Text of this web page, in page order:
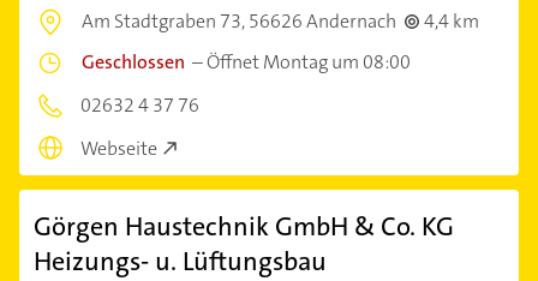
Am Stadtgraben 73,56626 Andernach
4,4 km
Geschlossen –Öffnet Montag um 08:00
02632 4 37 76
Webseite
Görgen Haustechnik GmbH & Co. KG
Heizungs- u. Lüftungsbau